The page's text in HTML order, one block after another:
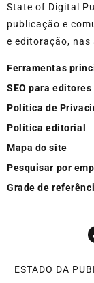
State of Digital
publicação e
e editoração, nas
Ferramentas
SEO para editores
Política de
Política editorial
Mapa do site
Pesquisar por
Grade de
ESTADO DA